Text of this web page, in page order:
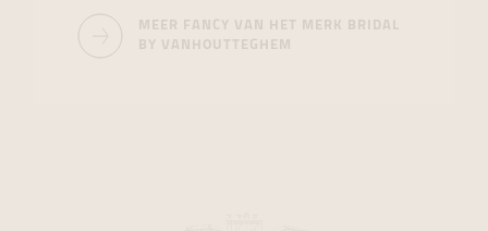
MEER FANCY VAN HET MERK BRIDAL
BY VANHOUTTEGHEM